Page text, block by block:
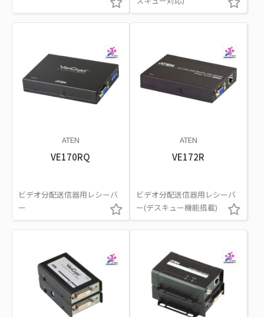
ATEN
VE170RQ
ビデオ分配送信器用レシーバ
ー
ATEN
VE172R
ビデオ分配送信器用レシーバ
ー(デスキュー機能搭載)